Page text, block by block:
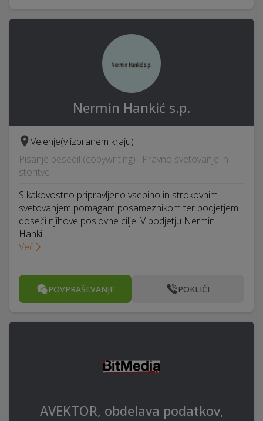
Nermin Hankić s.p.
Velenje(v izbranem kraju)
Pisanje besedil (copywriting) · Pravno svetovanje in
storitve
S kakovostno pripravljeno vsebino in strokovnim
svetovanjem pomagam posameznikom ter podjetjem
doseči njihove poslovne cilje. V podjetju Nermin
Hanki…
Več
POVPRAŠEVANJE POKLIČI
AVEKTOR, obdelava podatkov,